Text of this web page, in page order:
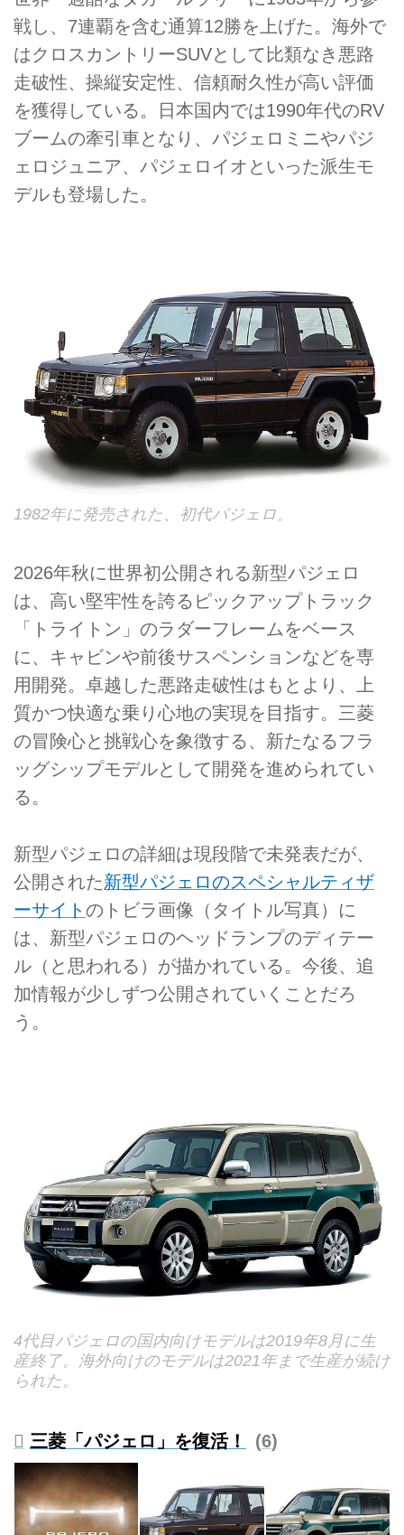
戦し、7連覇を含む通算12勝を上げた。海外で
はクロスカントリーSUVとして比類なき悪路
走破性、操縦安定性、信頼耐久性が高い評価
を獲得している。日本国内では1990年代のRV
ブームの牽引車となり、パジェロミニやパジ
ェロジュニア、パジェロイオといった派生モ
デルも登場した。
1982年に発売された、初代パジェロ。
2026年秋に世界初公開される新型パジェロ
は、高い堅牢性を誇るピックアップトラック
「トライトン」のラダーフレームをベース
に、キャビンや前後サスペンションなどを専
用開発。卓越した悪路走破性はもとより、上
質かつ快適な乗り心地の実現を目指す。三菱
の冒険心と挑戦心を象徴する、新たなるフラ
ッグシップモデルとして開発を進められてい
る。
新型パジェロの詳細は現段階で未発表だが、
公開された新型パジェロのスペシャルティザ
ーサイト のトビラ画像（タイトル写真）に
は、新型パジェロのヘッドランプのディテー
ル（と思われる）が描かれている。今後、追
加情報が少しずつ公開されていくことだろ
う。
4代目パジェロの国内向けモデルは2019年8月に生
産終了。海外向けのモデルは2021年まで生産が続け
られた。
三菱「パジェロ」を復活！ 6